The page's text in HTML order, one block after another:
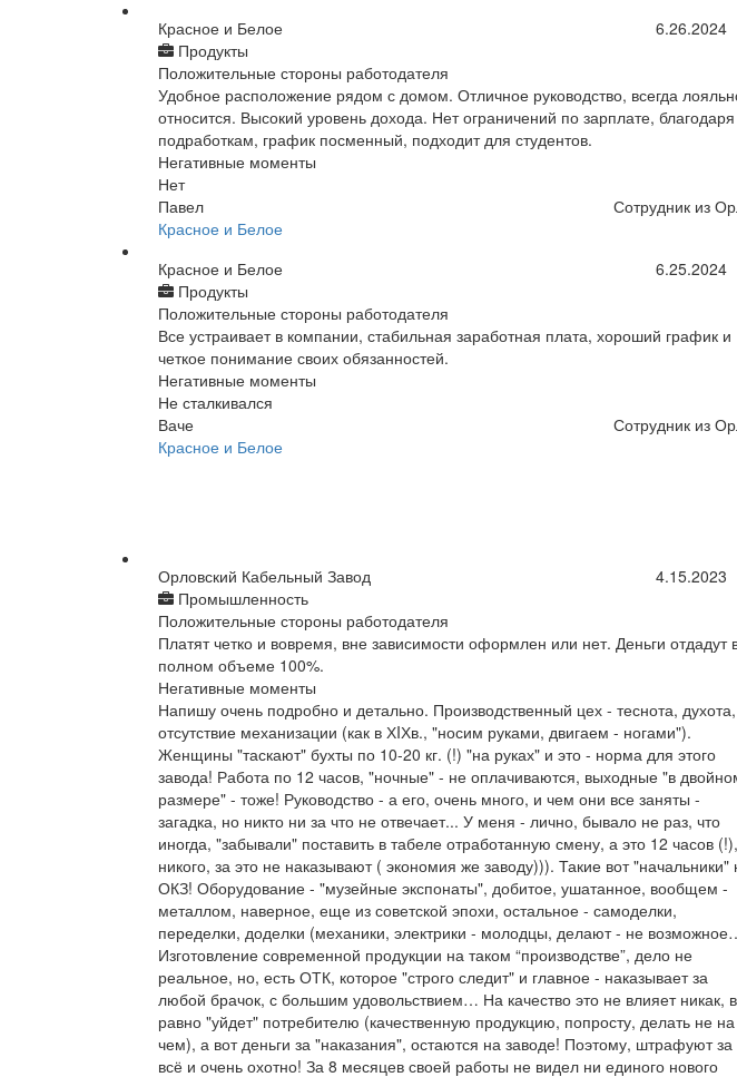
Красное и Белое
Продукты
6.26.2024
Положительные стороны работодателя
Удобное расположение рядом с домом. Отличное руководство, всегда
относится. Высокий уровень дохода. Нет ограничений по зарплате, благодаря
подработкам, график посменный, подходит для студентов.
Негативные моменты
Нет
Павел
Сотрудник из
Красное и Белое
Красное и Белое
Продукты
6.25.2024
Положительные стороны работодателя
Все устраивает в компании, стабильная заработная плата, хороший график и
четкое понимание своих обязанностей.
Негативные моменты
Не сталкивался
Ваче
Сотрудник из
Красное и Белое
Орловский Кабельный Завод
Промышленность
4.15.2023
Положительные стороны работодателя
Платят четко и вовремя, вне зависимости оформлен или нет. Деньги отдадут
полном объеме 100%.
Негативные моменты
Напишу очень подробно и детально. Производственный цех - теснота, духота,
отсутствие механизации (как в ХIХв., "носим руками, двигаем - ногами").
Женщины "таскают" бухты по 10-20 кг. (!) "на руках" и это - норма для этого
завода! Работа по 12 часов, "ночные" - не оплачиваются, выходные "в
размере" - тоже! Руководство - а его, очень много, и чем они все заняты -
загадка, но никто ни за что не отвечает... У меня - лично, бывало не раз, что
иногда, "забывали" поставить в табеле отработанную смену, а это 12 часов
никого, за это не наказывают ( экономия же заводу))). Такие вот "начальники"
ОКЗ! Оборудование - "музейные экспонаты", добитое, ушатанное, вообщем -
металлом, наверное, еще из советской эпохи, остальное - самоделки,
переделки, доделки (механики, электрики - молодцы, делают - не
Изготовление современной продукции на таком “производстве”, дело не
реальное, но, есть ОТК, которое "строго следит" и главное - наказывает за
любой брачок, с большим удовольствием… На качество это не влияет никак,
равно "уйдет" потребителю (качественную продукцию, попросту, делать не на
чем), а вот деньги за "наказания", остаются на заводе! Поэтому, штрафуют за
всё и очень охотно! За 8 месяцев своей работы не видел ни единого нового